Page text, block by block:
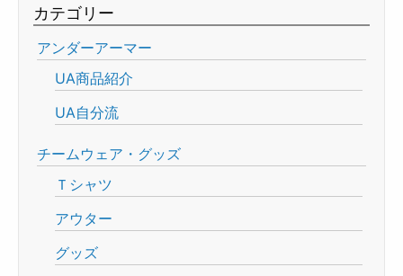
カテゴリー
アンダーアーマー
UA商品紹介
UA自分流
チームウェア・グッズ
Ｔシャツ
アウター
グッズ